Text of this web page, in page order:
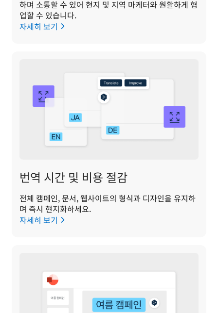
하며 소통할 수 있어 현지 및 지역 마케터와 원활하게 협
업할 수 있습니다.
자세히 보기
번역 시간 및 비용 절감
전체 캠페인, 문서, 웹사이트의 형식과 디자인을 유지하
며 즉시 현지화하세요.
자세히 보기